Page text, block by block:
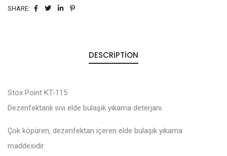
SHARE:
DESCRIPTION
Stox Point KT-115
Dezenfektanlı sıvı elde bulaşık yıkama deterjanı.
Çok köpüren, dezenfektan içeren elde bulaşık yıkama
maddesidir.